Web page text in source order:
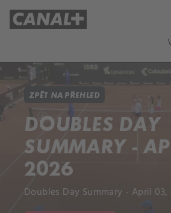
ZPĚT NA PŘEHLED
DOUBLES DAY
SUMMARY -
2026
Doubles Day Summary - April 03,